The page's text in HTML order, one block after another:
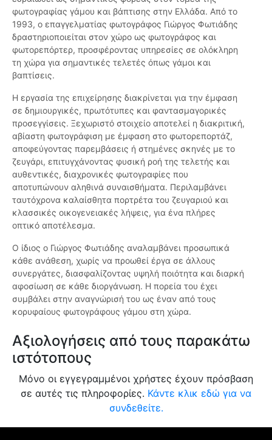
φωτογραφίας γάμου και βάπτισης στην Ελλάδα. Από το
1993, ο επαγγελματίας φωτογράφος Γιώργος Φωτιάδης
δραστηριοποιείται στον χώρο ως φωτογράφος και
φωτορεπόρτερ, προσφέροντας υπηρεσίες σε ολόκληρη
τη χώρα για σημαντικές τελετές όπως γάμοι και
βαπτίσεις.
Η εργασία της επιχείρησης διακρίνεται για την έμφαση
σε δημιουργικές, πρωτότυπες και φαντασμαγορικές
προσεγγίσεις. Ξεχωριστό στοιχείο αποτελεί η διακριτική,
αβίαστη φωτογράφιση με έμφαση στο φωτορεπορτάζ,
αποφεύγοντας παρεμβάσεις ή στημένες σκηνές με το
ζευγάρι, επιτυγχάνοντας φυσική ροή της τελετής και
αυθεντικές, διαχρονικές φωτογραφίες που
αποτυπώνουν αληθινά συναισθήματα. Περιλαμβάνει
ταυτόχρονα καλαίσθητα πορτρέτα του ζευγαριού και
κλασσικές οικογενειακές λήψεις, για ένα πλήρες
οπτικό αποτέλεσμα.
Ο ίδιος ο Γιώργος Φωτιάδης αναλαμβάνει προσωπικά
κάθε ανάθεση, χωρίς να προωθεί έργα σε άλλους
συνεργάτες, διασφαλίζοντας υψηλή ποιότητα και διαρκή
αφοσίωση σε κάθε διοργάνωση. Η πορεία του έχει
συμβάλει στην αναγνώρισή του ως έναν από τους
κορυφαίους φωτογράφους γάμου στη χώρα.
Αξιολογήσεις από τους παρακάτω
ιστότοπους
Μόνο οι εγγεγραμμένοι χρήστες έχουν πρόσβαση
σε αυτές τις πληροφορίες. Κάντε κλικ εδώ για να
συνδεθείτε.